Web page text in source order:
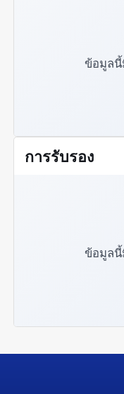
ข้อมูลนี้
การรับรอง
ข้อมูลนี้